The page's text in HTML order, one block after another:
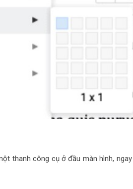
thanh công cụ ở đầu màn hình,